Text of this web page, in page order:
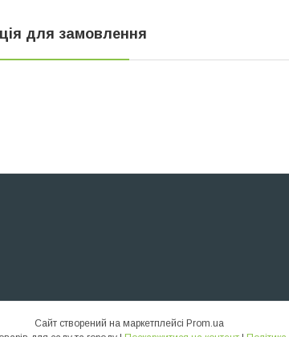
для замовлення
Сайт створений на маркетплейсі Prom.ua